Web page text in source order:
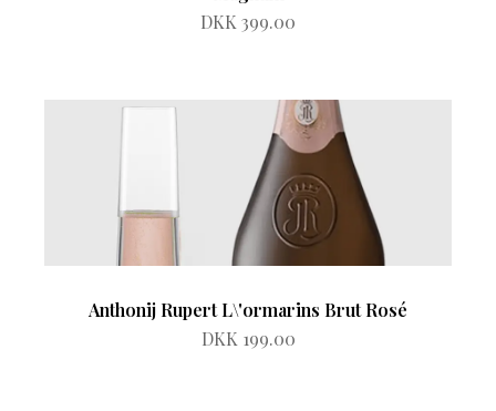
DKK 399.00
Anthonij Rupert L\'ormarins Brut Rosé
DKK 199.00